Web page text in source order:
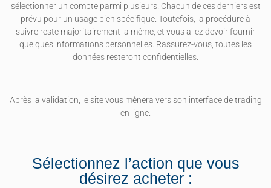
sélectionner un compte parmi plusieurs. Chacun de ces derniers est
prévu pour un usage bien spécifique. Toutefois, la procédure à
suivre reste majoritairement la même, et vous allez devoir fournir
quelques informations personnelles. Rassurez-vous, toutes les
données resteront confidentielles.
Après la validation, le site vous mènera vers son interface de trading
en ligne.
Sélectionnez l’action que vous
désirez acheter :